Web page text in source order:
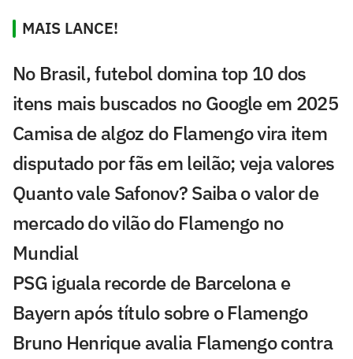
MAIS LANCE!
No Brasil, futebol domina top 10 dos
itens mais buscados no Google em 2025
Camisa de algoz do Flamengo vira item
disputado por fãs em leilão; veja valores
Quanto vale Safonov? Saiba o valor de
mercado do vilão do Flamengo no
Mundial
PSG iguala recorde de Barcelona e
Bayern após título sobre o Flamengo
Bruno Henrique avalia Flamengo contra